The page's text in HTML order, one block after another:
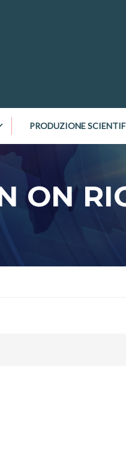
PRODUZIONE
ON